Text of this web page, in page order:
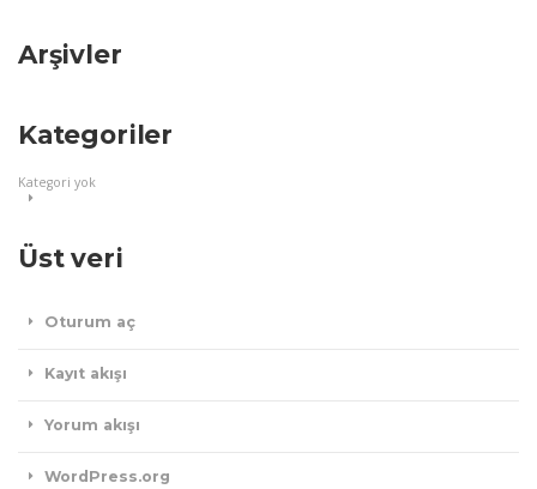
Arşivler
Kategoriler
Kategori yok
Üst veri
Oturum aç
Kayıt akışı
Yorum akışı
WordPress.org